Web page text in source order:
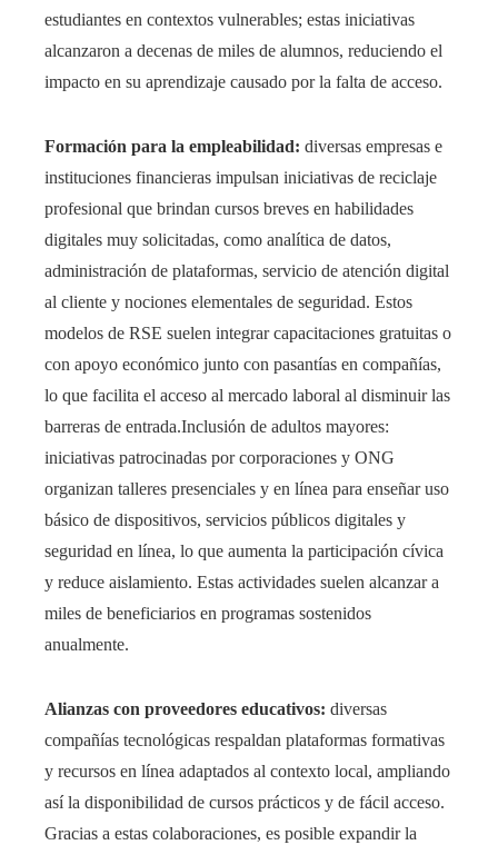
estudiantes en contextos vulnerables; estas iniciativas
alcanzaron a decenas de miles de alumnos, reduciendo el
impacto en su aprendizaje causado por la falta de acceso.
Formación para la empleabilidad: diversas empresas e
instituciones financieras impulsan iniciativas de reciclaje
profesional que brindan cursos breves en habilidades
digitales muy solicitadas, como analítica de datos,
administración de plataformas, servicio de atención digital
al cliente y nociones elementales de seguridad. Estos
modelos de RSE suelen integrar capacitaciones gratuitas o
con apoyo económico junto con pasantías en compañías,
lo que facilita el acceso al mercado laboral al disminuir las
barreras de entrada.Inclusión de adultos mayores:
iniciativas patrocinadas por corporaciones y ONG
organizan talleres presenciales y en línea para enseñar uso
básico de dispositivos, servicios públicos digitales y
seguridad en línea, lo que aumenta la participación cívica
y reduce aislamiento. Estas actividades suelen alcanzar a
miles de beneficiarios en programas sostenidos
anualmente.
Alianzas con proveedores educativos: diversas
compañías tecnológicas respaldan plataformas formativas
y recursos en línea adaptados al contexto local, ampliando
así la disponibilidad de cursos prácticos y de fácil acceso.
Gracias a estas colaboraciones, es posible expandir la